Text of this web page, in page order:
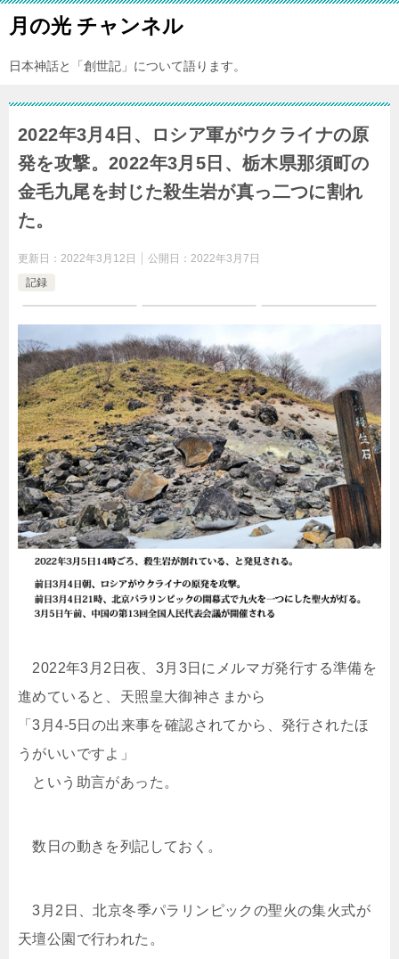
月の光 チャンネル
日本神話と「創世記」について語ります。
2022年3月4日、ロシア軍がウクライナの原
発を攻撃。2022年3月5日、栃木県那須町の
金毛九尾を封じた殺生岩が真っ二つに割れ
た。
更新日： 2022年3月12日 公開日： 2022年3月7日
記録
2022年3月2日夜、3月3日にメルマガ発行する準備を
進めていると、天照皇大御神さまから
「3月4-5日の出来事を確認されてから、発行されたほ
うがいいですよ」
という助言があった。
数日の動きを列記しておく。
3月2日、北京冬季パラリンピックの聖火の集火式が
天壇公園で行われた。